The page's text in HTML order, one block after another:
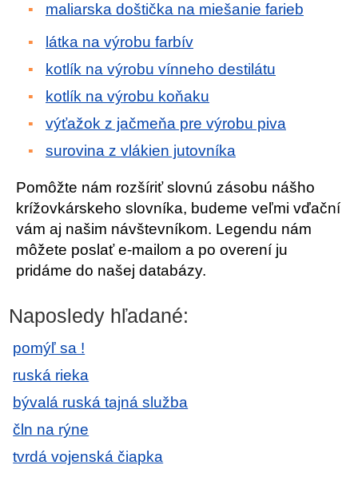
maliarska doštička na miešanie farieb
látka na výrobu farbív
kotlík na výrobu vínneho destilátu
kotlík na výrobu koňaku
výťažok z jačmeňa pre výrobu piva
surovina z vlákien jutovníka
Pomôžte nám rozšíriť slovnú zásobu nášho
krížovkárskeho slovníka, budeme veľmi vďační
vám aj našim návštevníkom. Legendu nám
môžete poslať e-mailom a po overení ju
pridáme do našej databázy.
Naposledy hľadané:
pomýľ sa !
ruská rieka
bývalá ruská tajná služba
čln na rýne
tvrdá vojenská čiapka